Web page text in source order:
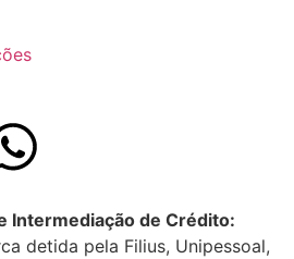
Intermediação de Crédito:
detida pela Filius, Unipessoal,